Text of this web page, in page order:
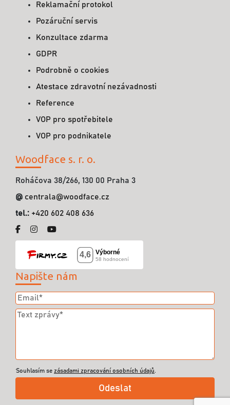
Reklamační protokol
Pozáruční servis
Konzultace zdarma
GDPR
Podrobně o cookies
Atestace zdravotní nezávadnosti
Reference
VOP pro spotřebitele
VOP pro podnikatele
Woodface s. r. o.
Roháčova 38/266, 130 00 Praha 3
@ centrala@woodface.cz
tel.: +420 602 408 636
Napište nám
Souhlasím se zásadami zpracování osobních údajů.